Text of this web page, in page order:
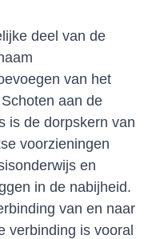
deel van de
van het
aan de
is de dorpskern van
voorzieningen
en
in de nabijheid.
van en naar
verbinding is vooral